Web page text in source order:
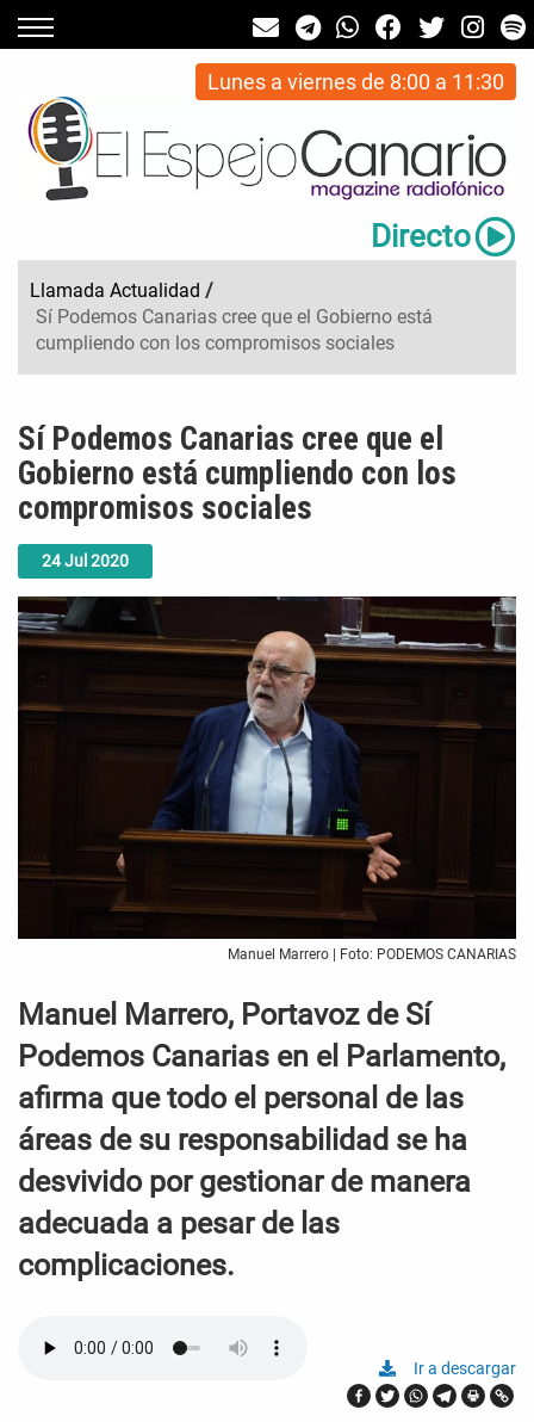
Lunes a viernes de 8:00 a 11:30
Directo
Llamada Actualidad /
Sí Podemos Canarias cree que el Gobierno está
cumpliendo con los compromisos sociales
24Jul 2020
Sí Podemos Canarias cree que el
Gobierno está cumpliendo con los
compromisos sociales
Manuel Marrero | Foto: PODEMOS CANARIAS
Manuel Marrero, Portavoz de Sí
Podemos Canarias en el Parlamento,
afirma que todo el personal de las
áreas de su responsabilidad se ha
desvivido por gestionar de manera
adecuada a pesar de las
complicaciones.
Ir a descargar